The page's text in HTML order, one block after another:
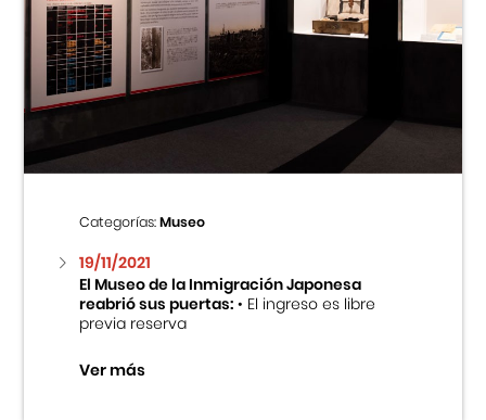
Categorías:Museo
19/11/2021
El Museo de la Inmigración Japonesa
reabrió sus puertas:• El ingreso es libre
previa reserva
Ver más